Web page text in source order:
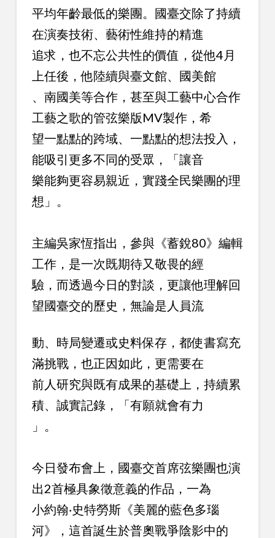
平均年齡最低的樂團。國臺交除了持續
在演奏技術、藝術性維持的精進
追求，也不忘公共性的價值，從他4月
上任後，他陸續與臺文館、國美館
、南國美等合作，甚至與工藝中心合作
工藝之歌的管弦樂版MV製作，希
望一點點的跨域、一點點的想法投入，
能吸引更多不同的受眾，「讓音
樂能夠更容易親近，實踐全民樂團的理
想」。
主編吳家恆指出，參與《蓄銳80》編輯
工作，是一次既期待又敬畏的經
驗，而透過今日的對談，更讓他理解回
望國臺交的歷史，無論是人員流
動、時局變遷或史料保存，都使書寫充
滿挑戰，也正因如此，更需要在
前人研究與既有成果的基礎上，持續累
積、誠實記錄，「有願就會有力
」。
今日發布會上，國臺交首席弦樂團也演
出2首極具象徵意義的作品，一為
小約翰‧史特勞斯《美麗的藍色多瑙
河》，這首誕生於普奧戰爭陰影中的